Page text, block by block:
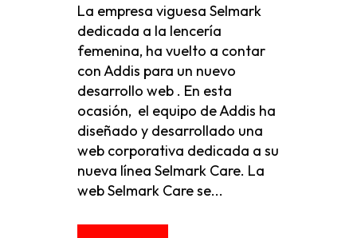
La empresa viguesa Selmark
dedicada a la lencería
femenina, ha vuelto a contar
con Addis para un nuevo
desarrollo web . En esta
ocasión, el equipo de Addis ha
diseñado y desarrollado una
web corporativa dedicada a su
nueva línea Selmark Care. La
web Selmark Care se...